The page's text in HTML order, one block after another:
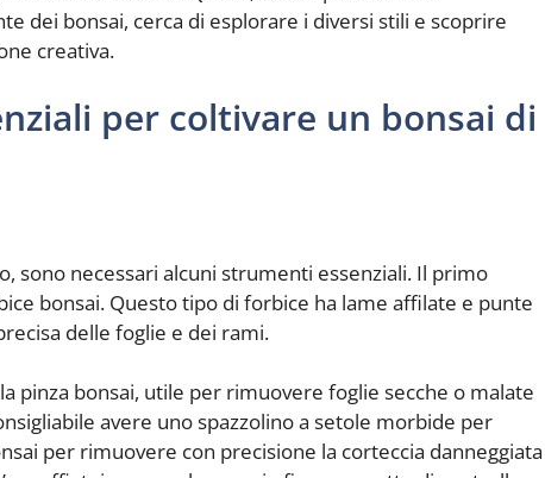
dei bonsai, cerca di esplorare i diversi stili e scoprire
creativa.
per coltivare un bonsai di
sono necessari alcuni strumenti essenziali. Il primo
bonsai. Questo tipo di forbice ha lame affilate e punte
delle foglie e dei rami.
pinza bonsai, utile per rimuovere foglie secche o malate
avere uno spazzolino a setole morbide per
per rimuovere con precisione la corteccia danneggiata